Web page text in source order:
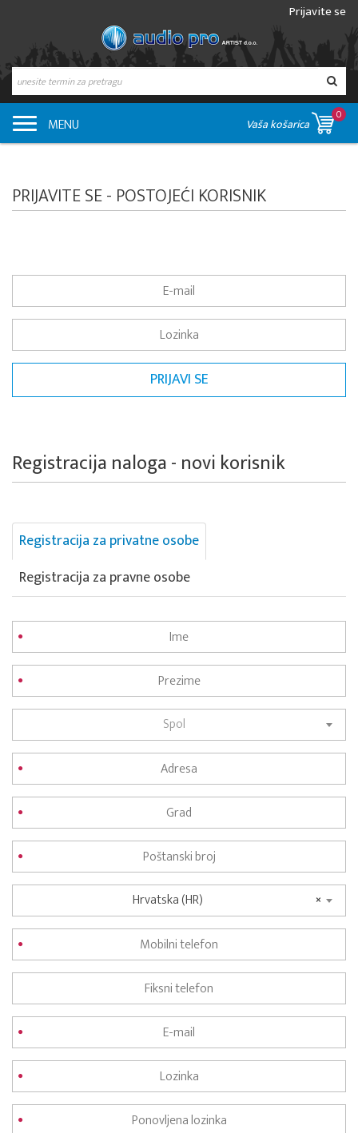
Prijavite se
MENU Vaša košarica
0
PRIJAVITE SE - POSTOJEĆI KORISNIK
Registracija naloga - novi korisnik
Registracija za privatne osobe
Registracija za pravne osobe
Spol
×
Hrvatska (HR)